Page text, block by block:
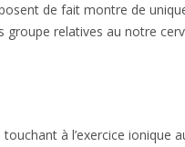
de fait montre de
groupe relatives au notre
à l’exercice ionique